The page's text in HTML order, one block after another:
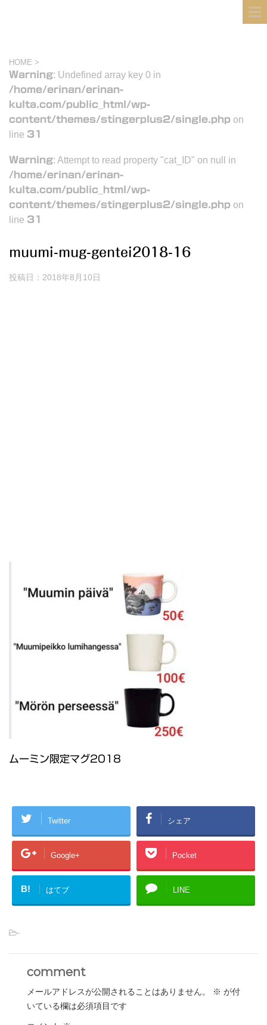
HOME >
Warning: Undefined array key 0 in
/home/erinan/erinan-
kulta.com/public_html/wp-
content/themes/stingerplus2/single.php on
line 31
Warning: Attempt to read property "cat_ID" on null in
/home/erinan/erinan-
kulta.com/public_html/wp-
content/themes/stingerplus2/single.php on
line 31
muumi-mug-gentei2018-16
投稿日： 2018年8月10日
ムーミン限定マグ2018
Twitter シェア
Google+ Pocket
B! はてブ LINE
-
comment
メールアドレスが公開されることはありません。 ※ が付
いている欄は必須項目です